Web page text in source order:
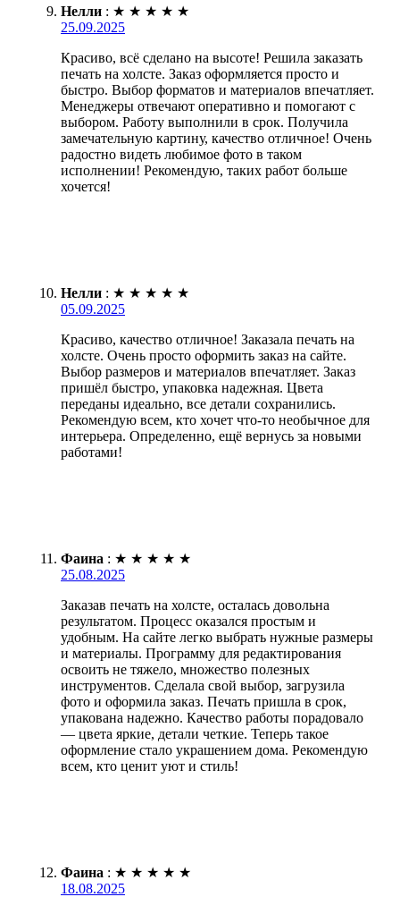
Нелли : ★ ★ ★ ★ ★
25.09.2025
Красиво, всё сделано на высоте! Решила заказать
печать на холсте. Заказ оформляется просто и
быстро. Выбор форматов и материалов впечатляет.
Менеджеры отвечают оперативно и помогают с
выбором. Работу выполнили в срок. Получила
замечательную картину, качество отличное! Очень
радостно видеть любимое фото в таком
исполнении! Рекомендую, таких работ больше
хочется!
Нелли : ★ ★ ★ ★ ★
05.09.2025
Красиво, качество отличное! Заказала печать на
холсте. Очень просто оформить заказ на сайте.
Выбор размеров и материалов впечатляет. Заказ
пришёл быстро, упаковка надежная. Цвета
переданы идеально, все детали сохранились.
Рекомендую всем, кто хочет что-то необычное для
интерьера. Определенно, ещё вернусь за новыми
работами!
Фаина : ★ ★ ★ ★ ★
25.08.2025
Заказав печать на холсте, осталась довольна
результатом. Процесс оказался простым и
удобным. На сайте легко выбрать нужные размеры
и материалы. Программу для редактирования
освоить не тяжело, множество полезных
инструментов. Сделала свой выбор, загрузила
фото и оформила заказ. Печать пришла в срок,
упакована надежно. Качество работы порадовало
— цвета яркие, детали четкие. Теперь такое
оформление стало украшением дома. Рекомендую
всем, кто ценит уют и стиль!
Фаина : ★ ★ ★ ★ ★
18.08.2025